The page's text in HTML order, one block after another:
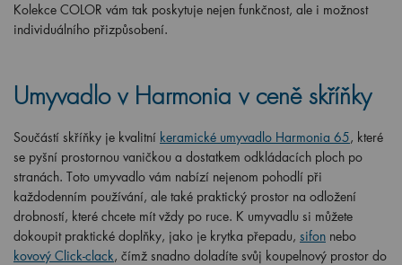
Kolekce COLOR vám tak poskytuje nejen funkčnost, ale i možnost
individuálního přizpůsobení.
Umyvadlo v Harmonia v ceně skříňky
Součástí skříňky je kvalitní keramické umyvadlo Harmonia 65, které
se pyšní prostornou vaničkou a dostatkem odkládacích ploch po
stranách. Toto umyvadlo vám nabízí nejenom pohodlí při
každodenním používání, ale také praktický prostor na odložení
drobností, které chcete mít vždy po ruce. K umyvadlu si můžete
dokoupit praktické doplňky, jako je krytka přepadu, sifon nebo
kovový Click-clack, čímž snadno doladíte svůj koupelnový prostor do